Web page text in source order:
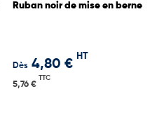
Ruban noir de mise en berne
Dès 4,80 €
HT
5,76 €
TTC